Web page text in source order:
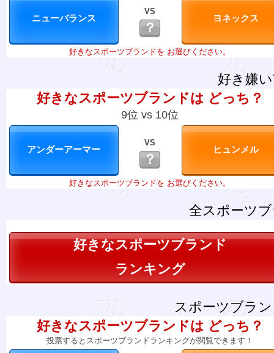
VS
？
好きなスポーツブランドを お選びください。
好き嫌
好きなスポーツブランドは どっち？
9位 vs 10位
VS
？
好きなスポーツブランドを お選びください。
全スポーツ
好きなスポーツブランド
ランキング
スポーツブラ
好きなスポーツブランドは どっち？
投票するとスポーツブランドランキングが閲覧できます！